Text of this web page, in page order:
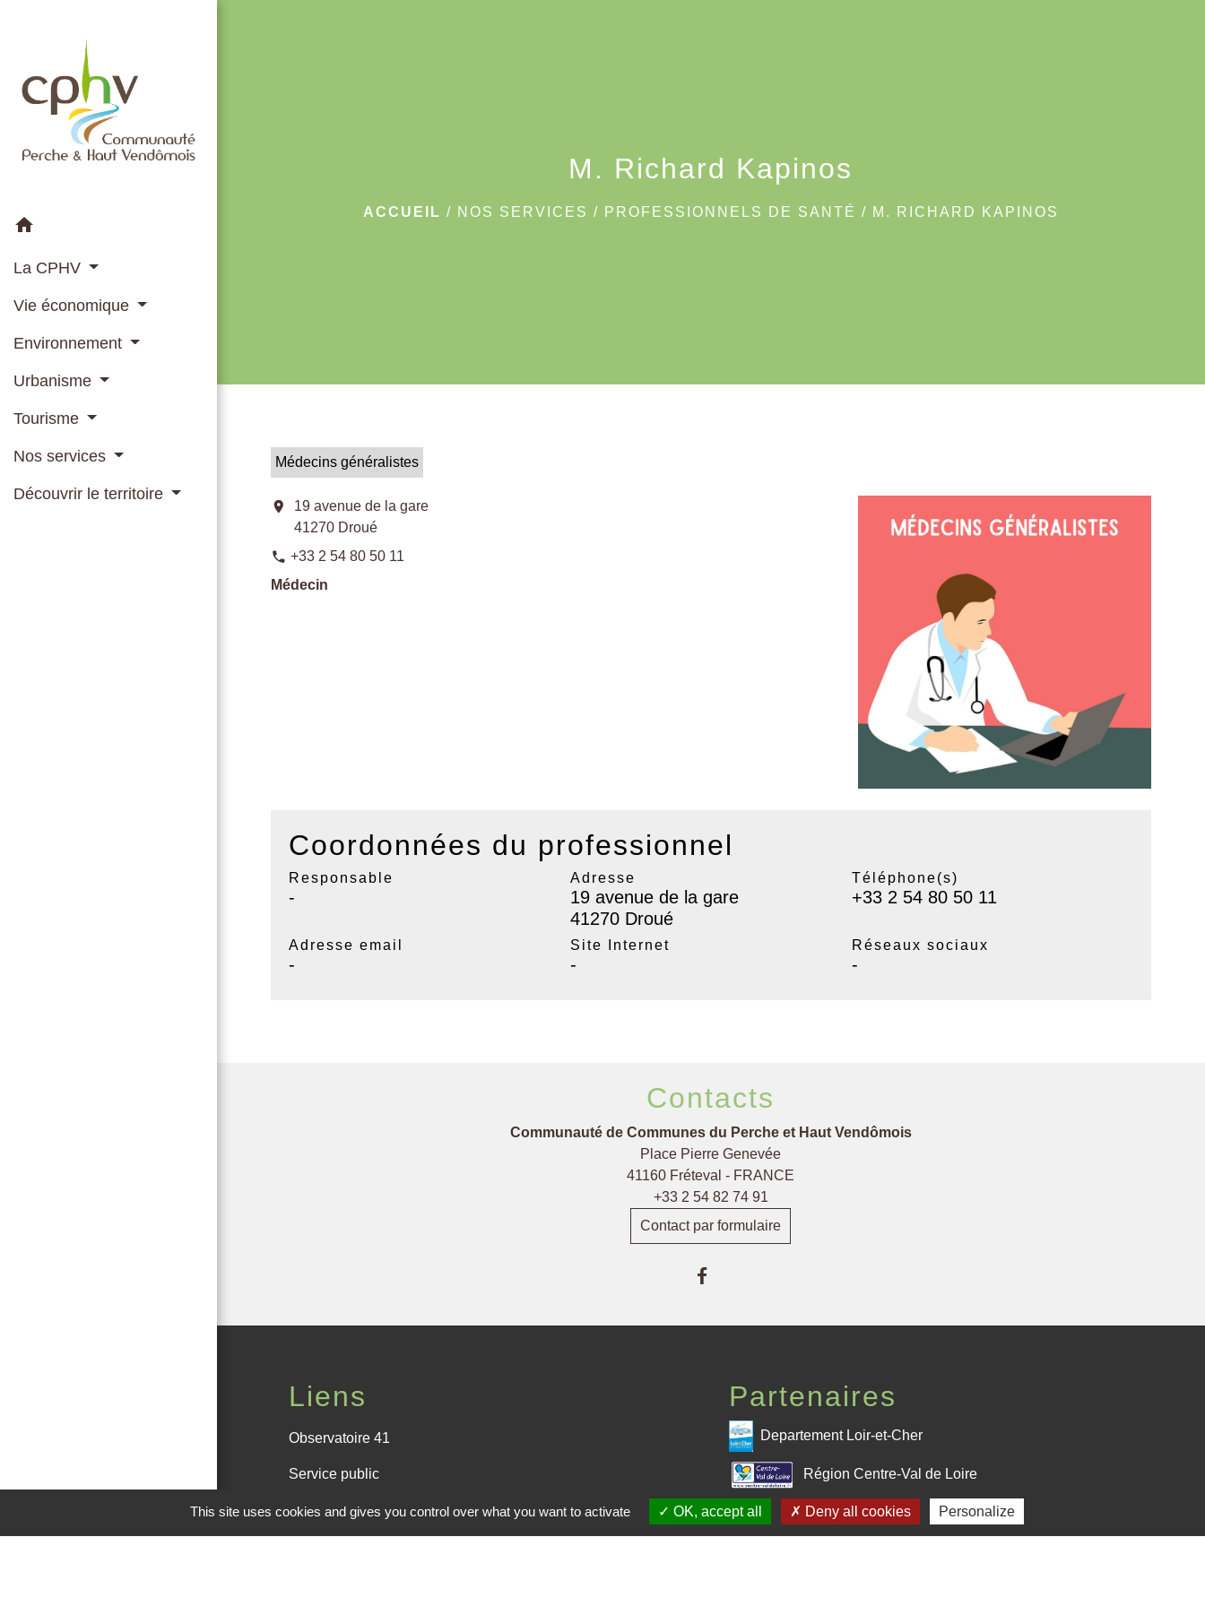
home
La CPHV
Vie économique
Environnement
Urbanisme
Tourisme
Nos services
Découvrir le territoire
M. Richard Kapinos
ACCUEIL / NOS SERVICES / PROFESSIONNELS DE SANTÉ / M. RICHARD KAPINOS
Médecins généralistes
location_on
19 avenue de la gare
41270 Droué
phone +33 2 54 80 50 11
Médecin
Coordonnées du professionnel
Responsable
-
Adresse
19 avenue de la gare
41270 Droué
Téléphone(s)
+33 2 54 80 50 11
Adresse email
-
Site Internet
-
Réseaux sociaux
-
Contacts
Communauté de Communes du Perche et Haut Vendômois
Place Pierre Genevée
41160 Fréteval - FRANCE
+33 2 54 82 74 91
Contact par formulaire
Liens
Observatoire 41
Service public
Facebook de la CPHV
Partenaires
Departement Loir-et-Cher
Région Centre-Val de Loire
Préfecture de Loir-et-Cher
This site uses cookies and gives you control over what you want to activate OK, accept all Deny all cookies Personalize